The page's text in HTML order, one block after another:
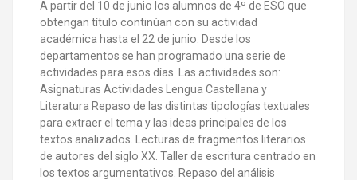
A partir del 10 de junio los alumnos de 4º de ESO que
obtengan título continúan con su actividad
académica hasta el 22 de junio. Desde los
departamentos se han programado una serie de
actividades para esos días. Las actividades son:
Asignaturas Actividades Lengua Castellana y
Literatura Repaso de las distintas tipologías textuales
para extraer el tema y las ideas principales de los
textos analizados. Lecturas de fragmentos literarios
de autores del siglo XX. Taller de escritura centrado en
los textos argumentativos. Repaso del análisis